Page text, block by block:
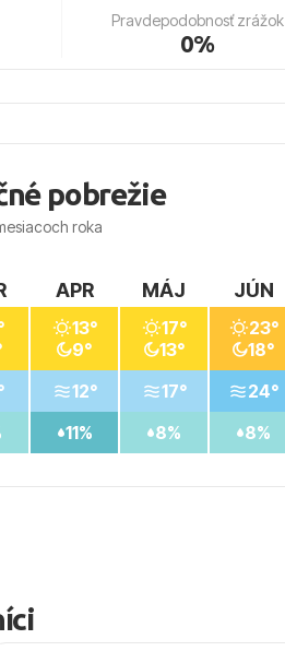
Pravdepodobnosť zrážok
0%
pobrežie
roka
APR
13°
9°
12°
11%
MÁJ
17°
13°
17°
8%
JÚN
23°
18°
24°
8%